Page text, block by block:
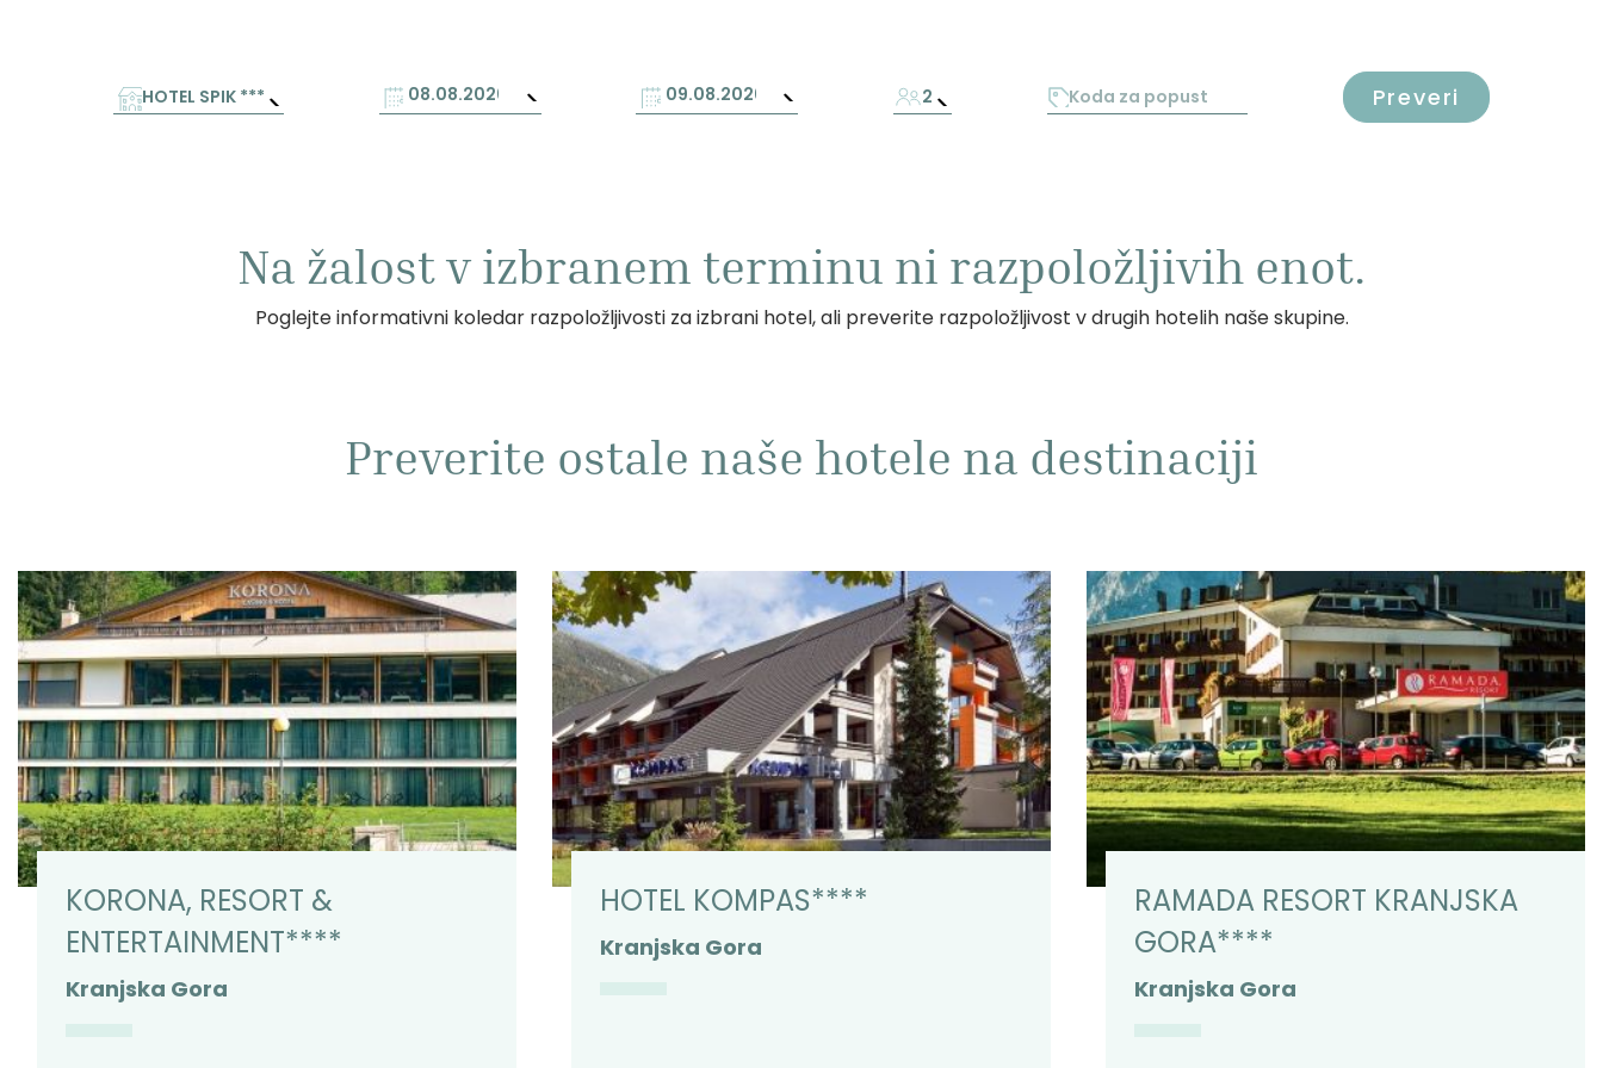
HOTEL SPIK *** 2 Preveri
Na žalost v izbranem terminu ni razpoložljivih enot.
Poglejte informativni koledar razpoložljivosti za izbrani hotel, ali preverite razpoložljivost v drugih hotelih naše skupine.
Preverite ostale naše hotele na destinaciji
KORONA, RESORT &
ENTERTAINMENT****
Kranjska Gora
HOTEL KOMPAS****
Kranjska Gora
RAMADA RESORT KRANJSKA
GORA****
Kranjska Gora